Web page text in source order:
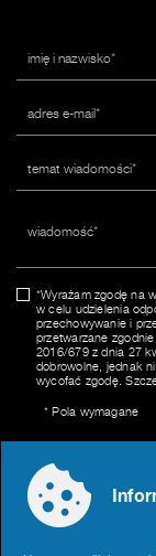
*Wyrażam zgodę na
w celu udzielenia
przechowywanie i
przetwarzane
2016/679 z dnia 27
dobrowolne, jednak
wycofać zgodę.
* Pola wymagane